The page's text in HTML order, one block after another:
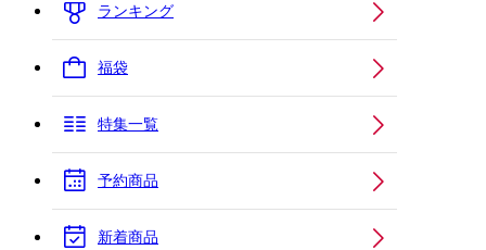
ランキング
福袋
特集一覧
予約商品
新着商品